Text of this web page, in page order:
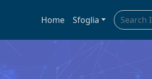
Home Sfoglia